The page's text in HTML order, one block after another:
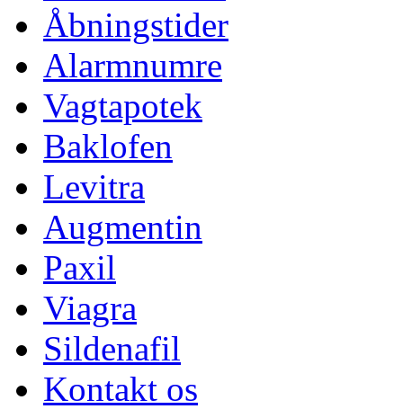
Åbningstider
Alarmnumre
Vagtapotek
Baklofen
Levitra
Augmentin
Paxil
Viagra
Sildenafil
Kontakt os